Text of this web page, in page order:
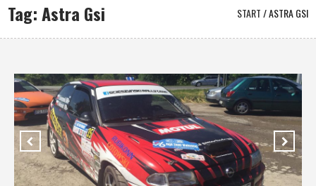
Tag:Astra Gsi START/ASTRA GSI